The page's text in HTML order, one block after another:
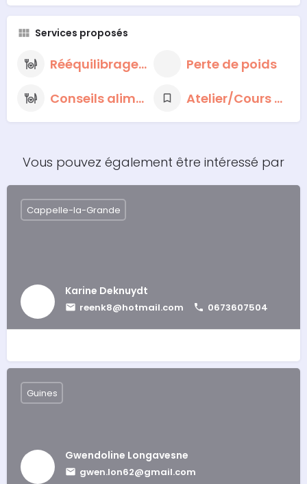
Services proposés
Rééquilibrage alimentaire
Perte de poids
Conseils alimentaires nutritionnels
Atelier/Cours de cuisine
Vous pouvez également être intéressé par
Karine Deknuydt
reenk8@hotmail.com 0673607504
Cappelle-la-Grande
Gwendoline Longavesne
gwen.lon62@gmail.com
Guines